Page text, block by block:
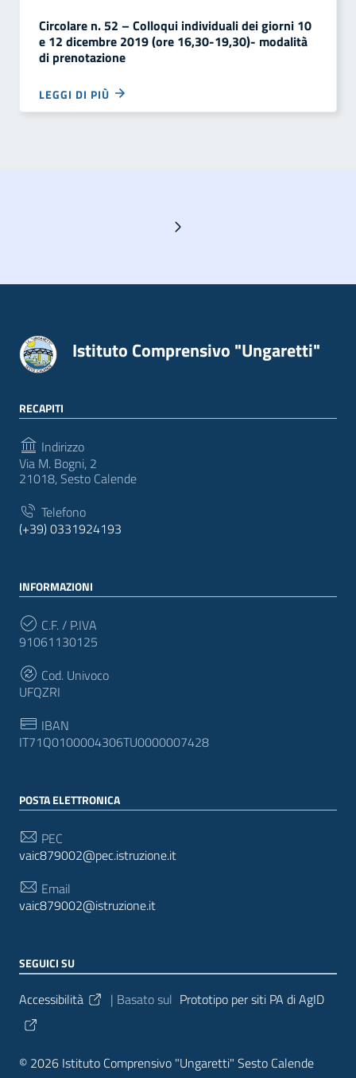
Circolare n. 52 – Colloqui individuali dei giorni 10
e 12 dicembre 2019 (ore 16,30-19,30)- modalità
di prenotazione
LEGGI DI PIÙ
Pagina successiva
Istituto Comprensivo "Ungaretti"
RECAPITI
Indirizzo
Via M. Bogni, 2
21018, Sesto Calende
Telefono
(+39) 0331924193
INFORMAZIONI
C.F. / P.IVA
91061130125
Cod. Univoco
UFQZRI
IBAN
IT71Q0100004306TU0000007428
POSTA ELETTRONICA
PEC
vaic879002@pec.istruzione.it
Email
vaic879002@istruzione.it
SEGUICI SU
Sezione Link Utili
Accessibilità | Basato sul Prototipo per siti PA di AgID
© 2026 Istituto Comprensivo "Ungaretti" Sesto Calende